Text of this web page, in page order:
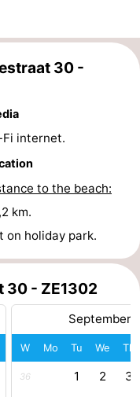
30 -
Fi internet.
to the beach:
km.
on holiday park.
30 - ZE1302
September
W Mo Tu We Th
36 1 2 3